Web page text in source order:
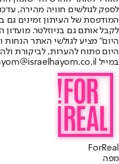
לספק לגולשים חוויה מהירה,
המודפסת של העיתון זמינים גם
לקבל אותם גם בניוזלטר.
היום" מציע לגולשי האתר הנחות
היום פתוח להערות, לביקורת
במייל hayom@israelhayom.co.il.
ForReal
מפה